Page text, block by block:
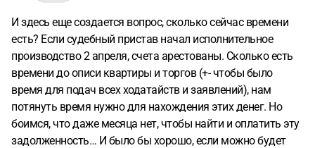
И здесь еще создается вопрос, сколько сейчас времени
есть? Если судебный пристав начал исполнительное
производство 2 апреля, счета арестованы. Сколько есть
времени до описи квартиры и торгов (+- чтобы было
время для подач всех ходатайств и заявлений), нам
потянуть время нужно для нахождения этих денег. Но
боимся, что даже месяца нет, чтобы найти и оплатить эту
задолженность… И было бы хорошо, если можно будет